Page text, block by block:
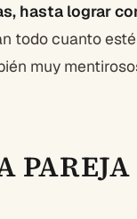
hasta lograr
todo cuanto
muy